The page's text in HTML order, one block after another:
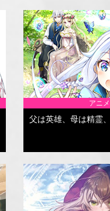
アニ
父は英雄、母は精霊